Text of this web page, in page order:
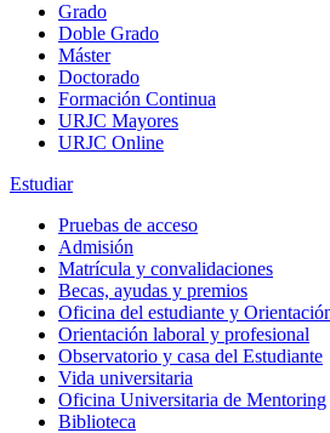
Grado
Doble Grado
Máster
Doctorado
Formación Continua
URJC Mayores
URJC Online
Estudiar
Pruebas de acceso
Admisión
Matrícula y convalidaciones
Becas, ayudas y premios
Oficina del estudiante y
Orientación laboral y profesional
Observatorio y casa del Estudiante
Vida universitaria
Oficina Universitaria de Mentoring
Biblioteca